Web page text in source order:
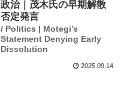
政治｜茂木氏の早期解散
否定発言
/ Politics | Motegi’s
Statement Denying Early
Dissolution
2025.09.14